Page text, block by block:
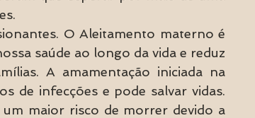
O Aleitamento materno é
saúde ao longo da vida e reduz
A amamentação iniciada na
de infecções e pode salvar vidas.
maior risco de morrer devido a